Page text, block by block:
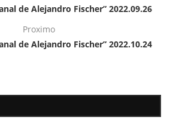
de Alejandro Fischer” 2022.09.26
Proximo
de Alejandro Fischer” 2022.10.24